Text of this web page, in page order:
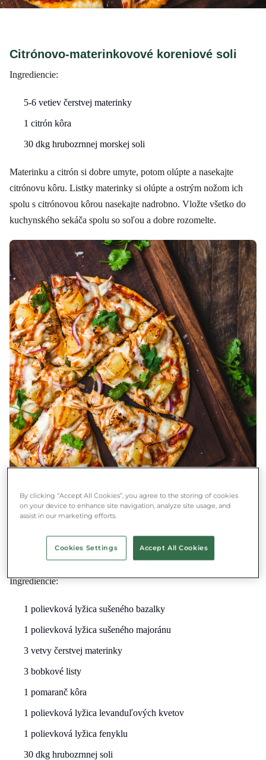
Citrónovo-materinkovové koreniové soli
Ingrediencie:
5-6 vetiev čerstvej materinky
1 citrón kôra
30 dkg hrubozrnnej morskej soli
Materinku a citrón si dobre umyte, potom olúpte a nasekajte
citrónovu kôru. Listky materinky si olúpte a ostrým nožom ich
spolu s citrónovou kôrou nasekajte nadrobno. Vložte všetko do
kuchynského sekáča spolu so soľou a dobre rozomelte.
Levanduľové koreniové soli
Ingrediencie:
1 polievková lyžica sušeného bazalky
1 polievková lyžica sušeného majoránu
3 vetvy čerstvej materinky
3 bobkové listy
1 pomaranč kôra
1 polievková lyžica levanduľových kvetov
1 polievková lyžica fenyklu
30 dkg hrubozrnnej soli
By clicking “Accept All Cookies”, you agree to the storing of cookies
on your device to enhance site navigation, analyze site usage, and
assist in our marketing efforts.
Cookies Settings Accept All Cookies